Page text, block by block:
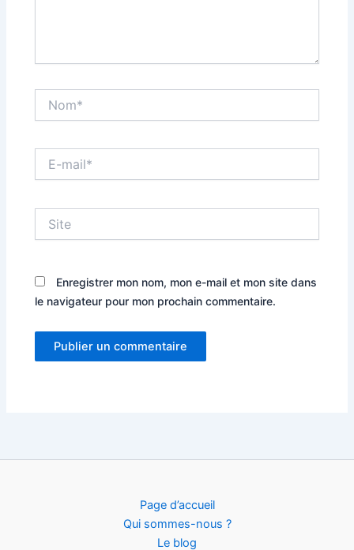
mail*
Enregistrer mon nom, mon e-mail et mon site dans
le navigateur pour mon prochain commentaire.
Page d’accueil
Qui sommes-nous ?
Le blog